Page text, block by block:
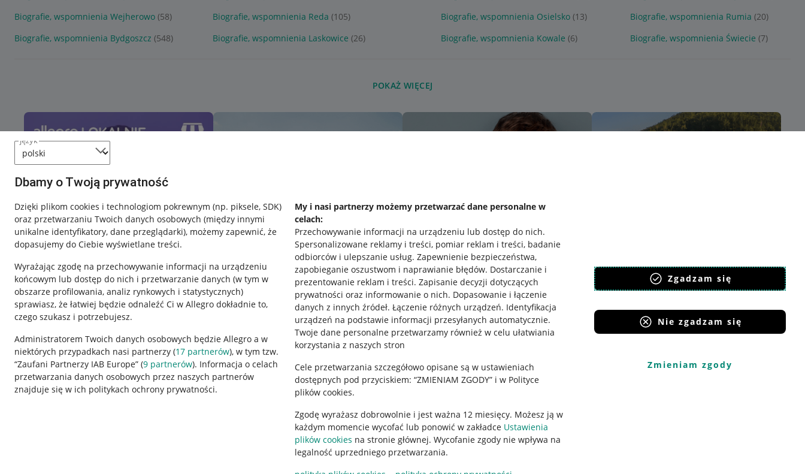
język
Dbamy o Twoją prywatność
Dzięki plikom cookies i technologiom pokrewnym (np. piksele, SDK)
oraz przetwarzaniu Twoich danych osobowych (między innymi
unikalne identyfikatory, dane przeglądarki), możemy zapewnić, że
dopasujemy do Ciebie wyświetlane treści.
Wyrażając zgodę na przechowywanie informacji na urządzeniu
końcowym lub dostęp do nich i przetwarzanie danych (w tym w
obszarze profilowania, analiz rynkowych i statystycznych)
sprawiasz, że łatwiej będzie odnaleźć Ci w Allegro dokładnie to,
czego szukasz i potrzebujesz.
Administratorem Twoich danych osobowych będzie Allegro a w
niektórych przypadkach nasi partnerzy (17 partnerów), w tym tzw.
“Zaufani Partnerzy IAB Europe” (9 partnerów). Informacja o celach
przetwarzania danych osobowych przez naszych partnerów
znajduje się w ich politykach ochrony prywatności.
My i nasi partnerzy możemy przetwarzać dane personalne w
celach:
Przechowywanie informacji na urządzeniu lub dostęp do nich.
Spersonalizowane reklamy i treści, pomiar reklam i treści, badanie
odbiorców i ulepszanie usług. Zapewnienie bezpieczeństwa,
zapobieganie oszustwom i naprawianie błędów. Dostarczanie i
prezentowanie reklam i treści. Zapisanie decyzji dotyczących
prywatności oraz informowanie o nich. Dopasowanie i łączenie
danych z innych źródeł. Łączenie różnych urządzeń. Identyfikacja
urządzeń na podstawie informacji przesyłanych automatycznie.
Twoje dane personalne przetwarzamy również w celu ułatwiania
korzystania z naszych stron
Cele przetwarzania szczegółowo opisane są w ustawieniach
dostępnych pod przyciskiem: “ZMIENIAM ZGODY” i w Polityce
plików cookies.
Zgodę wyrażasz dobrowolnie i jest ważna 12 miesięcy. Możesz ją w
każdym momencie wycofać lub ponowić w zakładce Ustawienia
plików cookies na stronie głównej. Wycofanie zgody nie wpływa na
legalność uprzedniego przetwarzania.
Zgadzam się
Nie zgadzam się
Zmieniam zgody
Biografie, wspomnienia Wejherowo (58) Biografie, wspomnienia Reda (105) Biografie, wspomnienia Osielsko (13) Biografie, wspomnienia Rumia (20)
Biografie, wspomnienia Bydgoszcz (548) Biografie, wspomnienia Laskowice (26) Biografie, wspomnienia Kowale (6) Biografie, wspomnienia Świecie (7)
POKAŻ WIĘCEJ
Przydatne informacje
Jak to działa
Napisz do nas
Allegro Gadane dla sprzedających
Regulamin
Polityka plików "cookies"
Ustawienia plików "cookies"
Udostępnianie lokalizacji
Informacje dla Aktu o Usługach Cyfrowych
Pobierz aplikację